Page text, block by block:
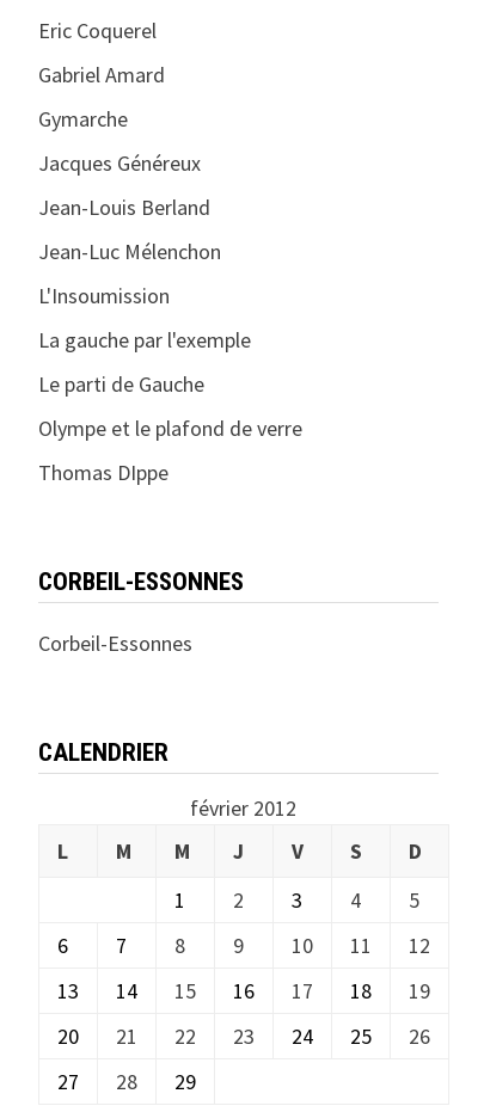
Eric Coquerel
Gabriel Amard
Gymarche
Jacques Généreux
Jean-Louis Berland
Jean-Luc Mélenchon
L'Insoumission
La gauche par l'exemple
Le parti de Gauche
Olympe et le plafond de verre
Thomas DIppe
CORBEIL-ESSONNES
Corbeil-Essonnes
CALENDRIER
février 2012
L
M M J V S
D
1
2 3 4
5
6
7 8 9 10 11
12
13
14 15 16 17 18
19
20
21 22 23 24 25
26
27
28 29